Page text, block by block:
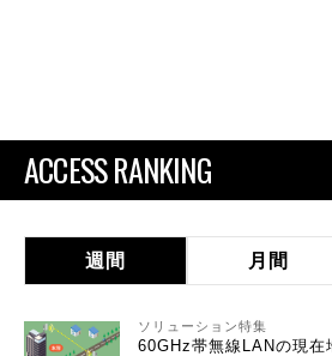
ACCESS RANKING
週間 月間
ソリューション特集
60GHz帯無線LANの現